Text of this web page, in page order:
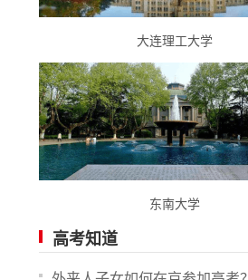
大连理工大学
东南大学
高考知道